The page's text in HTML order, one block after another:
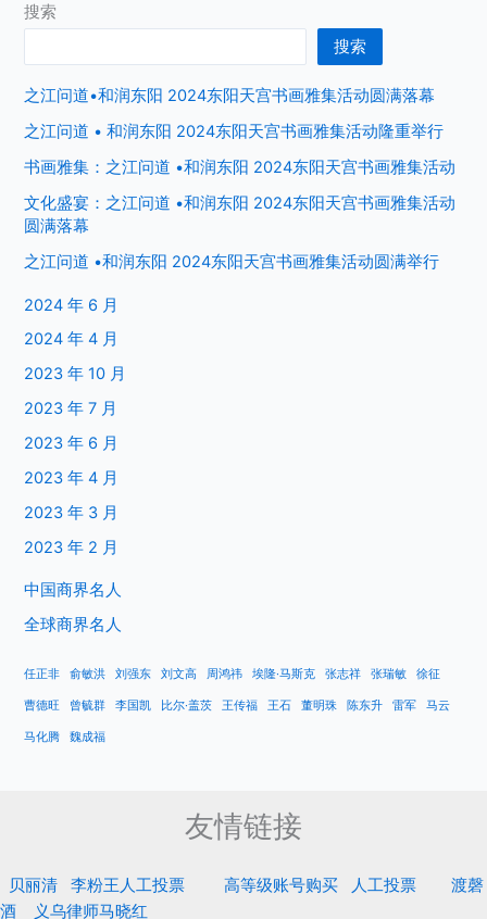
搜索
搜索
之江问道•和润东阳 2024东阳天宫书画雅集活动圆满落幕
之江问道 • 和润东阳 2024东阳天宫书画雅集活动隆重举行
书画雅集：之江问道 •和润东阳 2024东阳天宫书画雅集活动
文化盛宴：之江问道 •和润东阳 2024东阳天宫书画雅集活动
圆满落幕
之江问道 •和润东阳 2024东阳天宫书画雅集活动圆满举行
2024 年 6 月
2024 年 4 月
2023 年 10 月
2023 年 7 月
2023 年 6 月
2023 年 4 月
2023 年 3 月
2023 年 2 月
中国商界名人
全球商界名人
任正非 俞敏洪 刘强东 刘文高 周鸿祎 埃隆·马斯克 张志祥 张瑞敏 徐征
曹德旺 曾毓群 李国凯 比尔·盖茨 王传福 王石 董明珠 陈东升 雷军 马云
马化腾 魏成福
友情链接
贝丽清 李粉王人工投票 高等级账号购买 人工投票
渡磬
酒
义乌律师马晓红